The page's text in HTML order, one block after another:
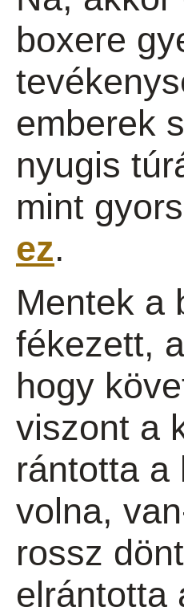
boxere
emberek
nyugis
mint
ez.
Mentek a
fékezett,
hogy
viszont a
rántotta a
volna,
rossz
elrántotta